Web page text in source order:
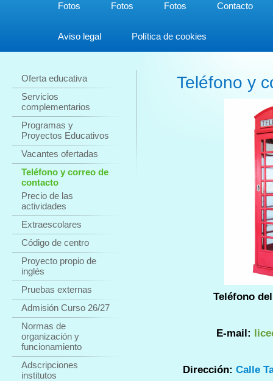
Fotos Fotos Fotos Contacto
Aviso legal Política de cookies
Oferta educativa
Servicios
complementarios
Programas y
Proyectos Educativos
Vacantes ofertadas
Teléfono y correo de
contacto
Precio de las
actividades
Extraescolares
Código de centro
Proyecto propio de
inglés
Pruebas externas
Admisión Curso 26/27
Normas de
organización y
funcionamiento
Adscripciones
institutos
Teléfono y
Teléfono del
E-mail:
Dirección: Calle